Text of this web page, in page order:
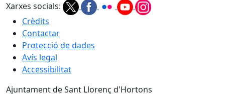
Xarxes socials:
Crèdits
Contactar
Protecció de dades
Avís legal
Accessibilitat
Ajuntament de Sant Llorenç d'Hortons